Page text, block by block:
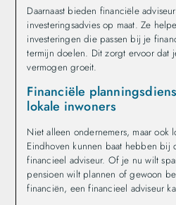
Daarnaast bieden financiële
investeringsadvies op maat. Ze
investeringen die passen bij je
termijn doelen. Dit zorgt ervoor dat
vermogen groeit.
Financiële
lokale inwoners
Niet alleen ondernemers, maar ook
Eindhoven kunnen baat hebben bij
financieel adviseur. Of je nu wilt
pensioen wilt plannen of gewoon
financiën, een financieel adviseur